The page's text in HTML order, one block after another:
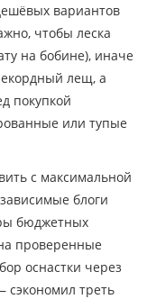
вариантов
чтобы леска
на бобине), иначе
лещ, а
покупкой
или тупые
с максимальной
блоги
бюджетных
проверенные
оснастки через
сэкономил треть